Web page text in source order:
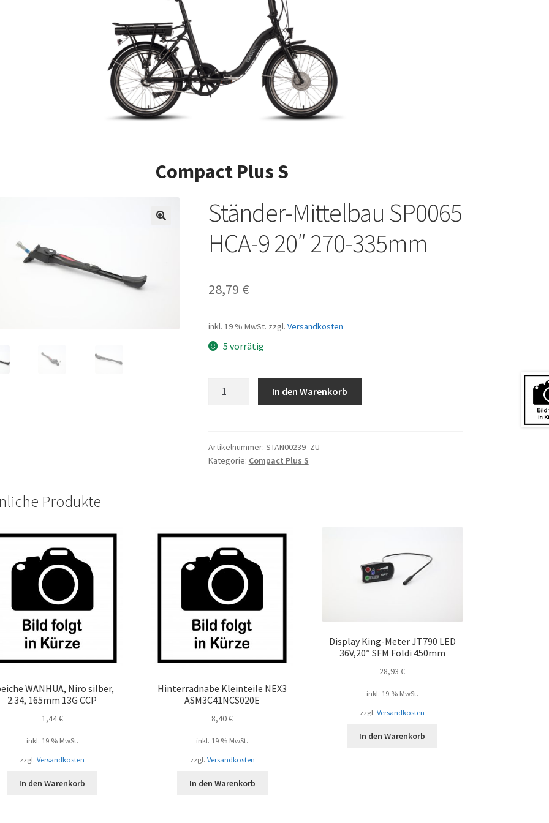
Compact Plus S
Ständer-Mittelbau SP0065
HCA-9 20″ 270-335mm
28,79 €
inkl. 19 % MwSt. zzgl. Versandkosten
5 vorrätig
9
20"
In den Warenkorb
Artikelnummer: STAN00239_ZU
Kategorie: Compact Plus S
Produkte
WANHUA, Niro silber,
2.34, 165mm 13G CCP
1,44€
inkl. 19 % MwSt.
zzgl.Versandkosten
In den Warenkorb
Hinterradnabe Kleinteile NEX3
ASM3C41NCS020E
8,40€
inkl. 19 % MwSt.
zzgl. Versandkosten
In den Warenkorb
Display King-Meter JT790 LED
36V,20″ SFM Foldi 450mm
28,93€
inkl. 19 % MwSt.
zzgl.Versandkosten
In den Warenkorb